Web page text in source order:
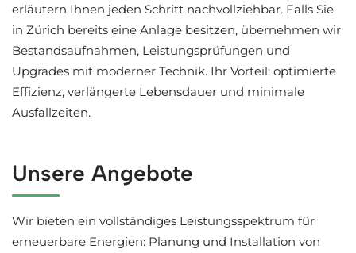
erläutern Ihnen jeden Schritt nachvollziehbar. Falls Sie
in Zürich bereits eine Anlage besitzen, übernehmen wir
Bestandsaufnahmen, Leistungsprüfungen und
Upgrades mit moderner Technik. Ihr Vorteil: optimierte
Effizienz, verlängerte Lebensdauer und minimale
Ausfallzeiten.
Unsere Angebote
Wir bieten ein vollständiges Leistungsspektrum für
erneuerbare Energien: Planung und Installation von